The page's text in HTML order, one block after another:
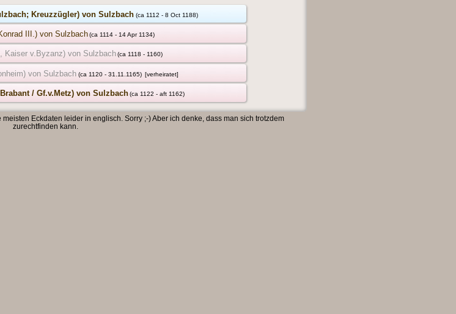
Kreuzzügler) von Sulzbach (ca 1112 - 8 Oct 1188)
III.) von Sulzbach(ca 1114 - 14 Apr 1134)
Kaiser v.Byzanz) von Sulzbach(ca 1118 - 1160)
von Sulzbach (ca 1120 - 31.11.1165) [verheiratet]
/ Gf.v.Metz) von Sulzbach(ca 1122 - aft 1162)
Eckdaten leider in englisch. Sorry ;-) Aber ich denke, dass man sich trotzdem
zurechtfinden kann.